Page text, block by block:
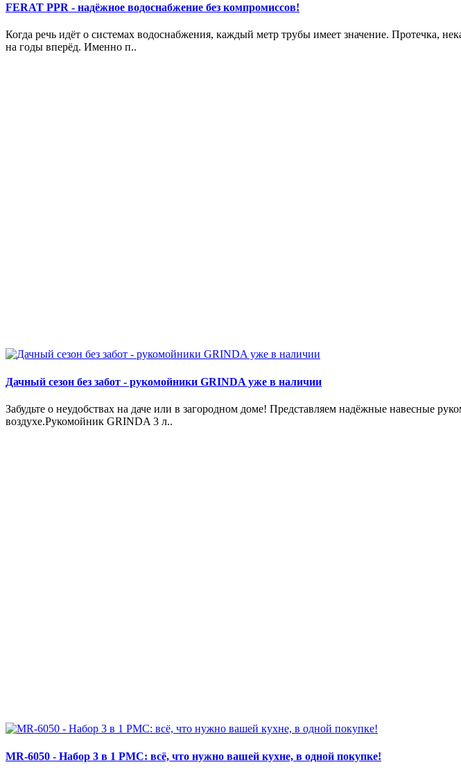
FERAT PPR - надёжное водоснабжение без компромиссов!
Когда речь идёт о системах водоснабжения, каждый метр трубы имеет значение. Протечка,
на годы вперёд. Именно п..
Дачный сезон без забот - рукомойники GRINDA уже в наличии
Забудьте о неудобствах на даче или в загородном доме! Представляем надёжные навесные
воздухе.Рукомойник GRINDA 3 л..
MR-6050 - Набор 3 в 1 РМС: всё, что нужно вашей кухне, в одной покупке!